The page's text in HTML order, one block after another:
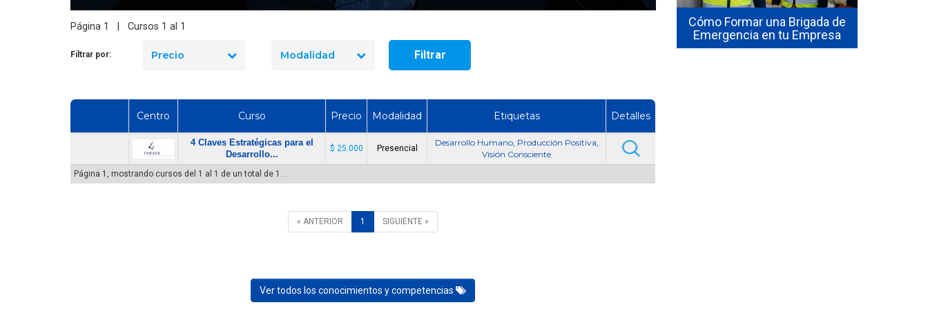
Página 1 | Cursos 1 al 1
Filtrar por: Precio Modalidad Filtrar
Centro Curso Precio Modalidad Etiquetas Detalles
4 Claves Estratégicas para el
Desarrollo...
$ 25.000 Presencial
Desarrollo Humano, Producción Positiva,
Visión Consciente
Página 1, mostrando cursos del 1 al 1 de un total de 1. .
« ANTERIOR 1 SIGUIENTE »
Ver todos los conocimientos y competencias
industrial en Chile
El precio real de los
manejo de extintores en Chile
en 2026? Precios reales y qué
incluye cada opción
¿Cuánto dura un curso de uso
Cómo Ser Brigadista de
Cómo Formar una Brigada de
Emergencia en tu Empresa